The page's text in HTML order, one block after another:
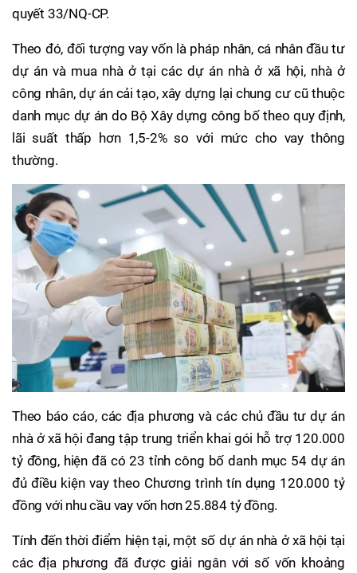
quyết 33/NQ-CP.
Theo đó, đối tượng vay vốn là pháp nhân, cá nhân đầu tư
dự án và mua nhà ở tại các dự án nhà ở xã hội, nhà ở
công nhân, dự án cải tạo, xây dựng lại chung cư cũ thuộc
danh mục dự án do Bộ Xây dựng công bố theo quy định,
lãi suất thấp hơn 1,5-2% so với mức cho vay thông
thường.
Theo báo cáo, các địa phương và các chủ đầu tư dự án
nhà ở xã hội đang tập trung triển khai gói hỗ trợ 120.000
tỷ đồng, hiện đã có 23 tỉnh công bố danh mục 54 dự án
đủ điều kiện vay theo Chương trình tín dụng 120.000 tỷ
đồng với nhu cầu vay vốn hơn 25.884 tỷ đồng.
Tính đến thời điểm hiện tại, một số dự án nhà ở xã hội tại
các địa phương đã được giải ngân với số vốn khoảng